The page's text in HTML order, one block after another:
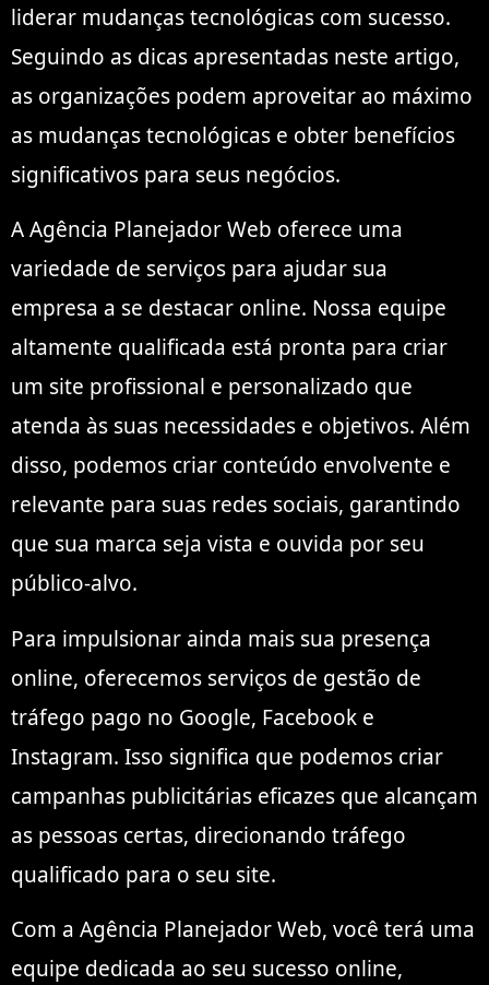
liderar mudanças tecnológicas com sucesso.
Seguindo as dicas apresentadas neste artigo,
as organizações podem aproveitar ao máximo
as mudanças tecnológicas e obter benefícios
significativos para seus negócios.
A Agência Planejador Web oferece uma
variedade de serviços para ajudar sua
empresa a se destacar online. Nossa equipe
altamente qualificada está pronta para criar
um site profissional e personalizado que
atenda às suas necessidades e objetivos. Além
disso, podemos criar conteúdo envolvente e
relevante para suas redes sociais, garantindo
que sua marca seja vista e ouvida por seu
público-alvo.
Para impulsionar ainda mais sua presença
online, oferecemos serviços de gestão de
tráfego pago no Google, Facebook e
Instagram. Isso significa que podemos criar
campanhas publicitárias eficazes que alcançam
as pessoas certas, direcionando tráfego
qualificado para o seu site.
Com a Agência Planejador Web, você terá uma
equipe dedicada ao seu sucesso online,